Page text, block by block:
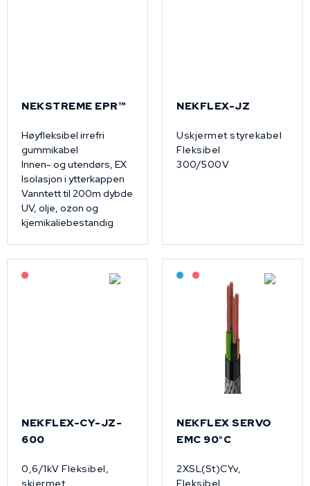
NEKSTREME EPR™
Høyfleksibel irrefri
gummikabel
Innen- og utendørs, EX
Isolasjon i ytterkappen
Vanntett til 200m dybde
UV, olje, ozon og
kjemikaliebestandig
NEKFLEX-JZ
Uskjermet styrekabel
Fleksibel
300/500V
NEKFLEX-CY-JZ-
600
0,6/1kV Fleksibel,
skjermet
Bestilling: 2-3 uker
På forespørsel
NEKFLEX SERVO
EMC 90°C
2XSL(St)CYv,
Fleksibel,